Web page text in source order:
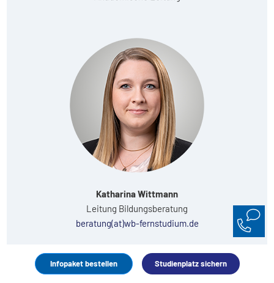
Infopaket bestellen Studienplatz sichern
Katharina Wittmann
Leitung Bildungsberatung
beratung(at)wb-fernstudium.de